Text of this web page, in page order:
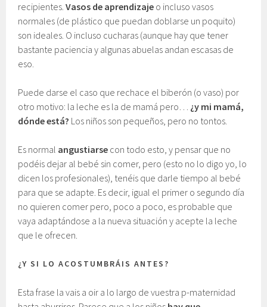
recipientes.Vasos de aprendizaje o incluso vasos
normales (de plástico que puedan doblarse un poquito)
son ideales. O incluso cucharas (aunque hay que tener
bastante paciencia y algunas abuelas andan escasas de
eso.
Puede darse el caso que rechace el biberón (o vaso) por
otro motivo: la leche es la de mamá pero… ¿y mi mamá,
dónde está? Los niños son pequeños, pero no tontos.
Es normal angustiarse con todo esto, y pensar que no
podéis dejar al bebé sin comer, pero (esto no lo digo yo, lo
dicen los profesionales), tenéis que darle tiempo al bebé
para que se adapte. Es decir, igual el primer o segundo día
no quieren comer pero, poco a poco, es probable que
vaya adaptándose a la nueva situación y acepte la leche
que le ofrecen.
¿Y SI LO ACOSTUMBRÁIS ANTES?
Esta frase la vais a oir a lo largo de vuestra p-maternidad